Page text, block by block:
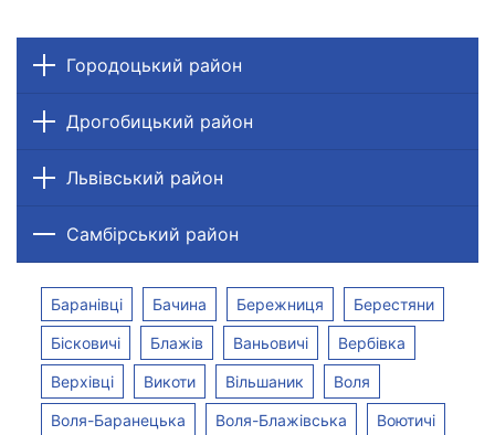
Городоцький район
Дрогобицький район
Львівський район
Самбірський район
Баранівці Бачина Бережниця Берестяни
Бісковичі Блажів Ваньовичі Вербівка
Верхівці Викоти Вільшаник Воля
Воля-Баранецька Воля-Блажівська Воютичі